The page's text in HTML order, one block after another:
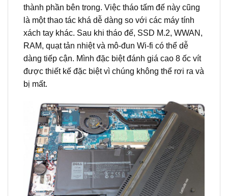
thành phần bên trong. Việc tháo tấm đế này cũng
là một thao tác khá dễ dàng so với các máy tính
xách tay khác. Sau khi tháo đế, SSD M.2, WWAN,
RAM, quạt tản nhiệt và mô-đun Wi-fi có thể dễ
dàng tiếp cận. Mình đặc biệt đánh giá cao 8 ốc vít
được thiết kế đặc biệt vì chúng không thể rơi ra và
bị mất.